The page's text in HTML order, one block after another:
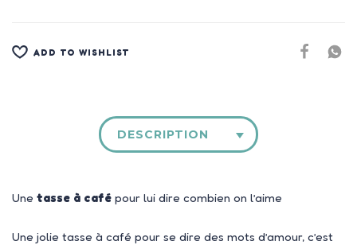
ADD TO WISHLIST
DESCRIPTION
Une tasse à café pour lui dire combien on l’aime
Une jolie tasse à café pour se dire des mots d’amour, c’est